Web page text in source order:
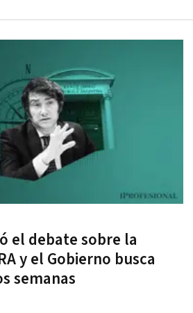
el debate sobre la
y el Gobierno busca
semanas